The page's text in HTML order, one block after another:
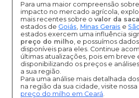
Para uma maior compreensão
impacto no mercado agrícola,
mais recentes sobre o valor da
estados de Goiás, Minas Gerais e
estados exercem uma influência
preço do milho, e possuímos
disponíveis para eles. Continue
últimas atualizações, pois em breve
disponibilizando os preços e
a sua região.
Para uma análise mais detalhada dos
na região da sua cidade, visite
preço do milho em Ceará.